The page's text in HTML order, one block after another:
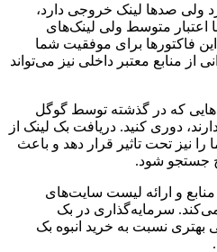
ولی صدها لینک خروجی دارد،
اعتبار متوسط ولی لینک‌های
فاکتورها برای موفقیت شما
از منابع معتبر داخلی نیز می‌تواند
که در گذشته توسط گوگل
دوری کنید. دریافت بک لینک از
نیز تحت تاثیر قرار دهد و باعث
جستجو شود.
و ارائه لیست سایت‌های
سرمایه‌گذاری در بک
بهتری نسبت به خرید انبوه بک